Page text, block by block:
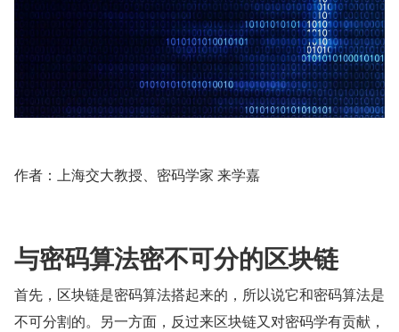
作者：上海交大教授、密码学家 来学嘉
与密码算法密不可分的区块链
首先，区块链是密码算法搭起来的，所以说它和密码算法是
不可分割的。另一方面，反过来区块链又对密码学有贡献，